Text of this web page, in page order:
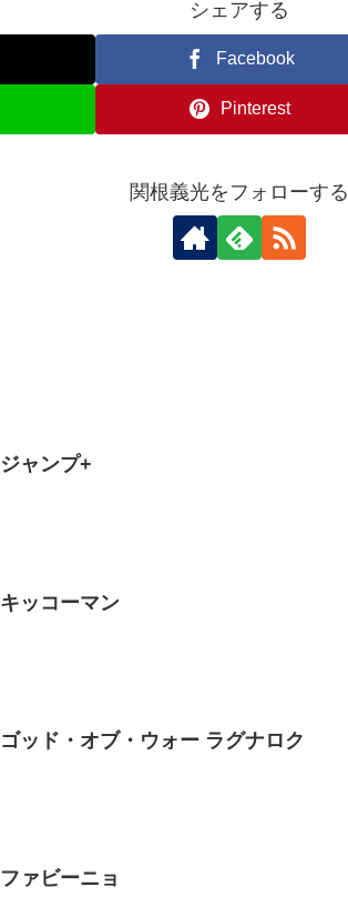
シェアする
Facebook
Pinterest
関根義光をフォローする
ジャンプ+
キッコーマン
ゴッド・オブ・ウォー ラグナロク
ファビーニョ